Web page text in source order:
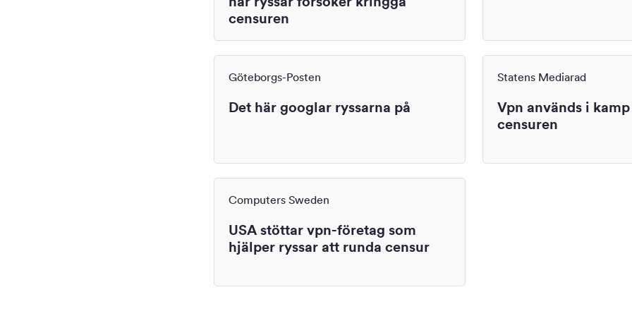
censuren
Göteborgs-Posten
Det här googlar ryssarna på
Statens Mediarad
Vpn används i
censuren
Computers Sweden
USA stöttar vpn-företag som
hjälper ryssar att runda censur